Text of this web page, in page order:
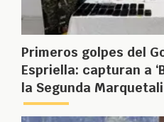
Primeros golpes del
Espriella: capturan a
la Segunda